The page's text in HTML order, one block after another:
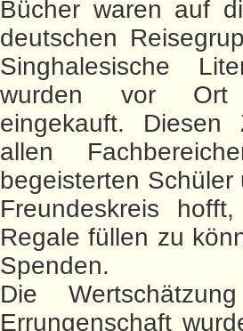
Bücher waren auf
deutschen
Singhalesische
wurden vor Ort
eingekauft.
allen
begeisterten
Freundeskreis
Regale füllen zu
Spenden.
Die
Errungenschaft